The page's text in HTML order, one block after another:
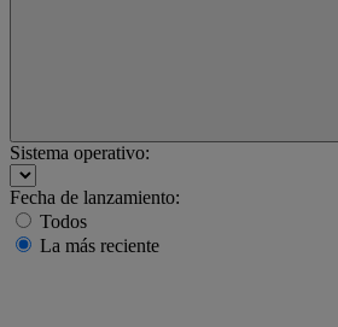
Sistema operativo:
Fecha de lanzamiento:
Todos
La más reciente